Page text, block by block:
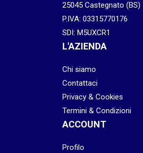
25045 Castegnato (BS)
P.IVA: 03315770176
SDI: M5UXCR1
L'AZIENDA
Chi siamo
Contattaci
Privacy & Cookies
Termini & Condizioni
ACCOUNT
Profilo